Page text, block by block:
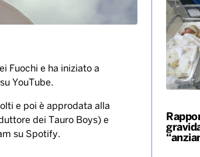
Fuochi e ha iniziato a
YouTube.
e poi è approdata alla
dei Tauro Boys) e
su Spotify.